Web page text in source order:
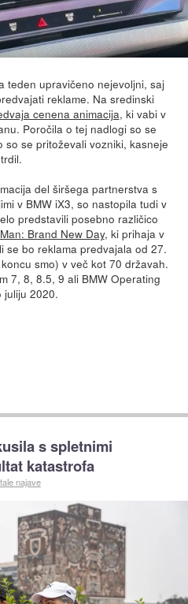
teden upravičeno nejevoljni, saj
reklame. Na sredinski
cenena animacija, ki vabi v
Poročila o tej nadlogi so se
se pritoževali vozniki, kasneje
del širšega partnerstva s
v BMW iX3, so nastopila tudi v
predstavili posebno različico
Brand New Day, ki prihaja v
se bo reklama predvajala od 27.
smo) v več kot 70 državah.
7, 8, 8.5, 9 ali BMW Operating
juliju 2020.
s spletnimi
katastrofa
najave